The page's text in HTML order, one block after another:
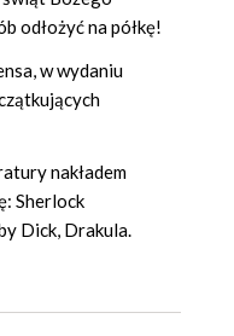
odłożyć na półkę!
w wydaniu
nakładem
Sherlock
Dick, Drakula.